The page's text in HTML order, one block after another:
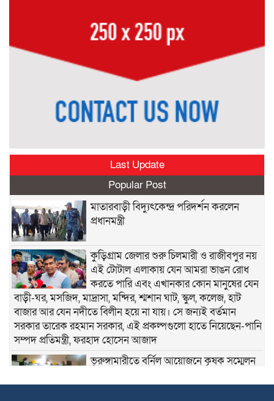
Last Update
Popular Post
মাতারবাড়ী বিদ্যুৎকেন্দ্র পরিদর্শন করলেন
প্রধানমন্ত্রী
কুড়িগ্রাম জেলার শুরু চিলমারী ও রাজীবপুর নয়
এই টোটাল এলাকায় যেন আমরা ভাঙন রোধ
করতে পারি এবং এখানকার কোন মানুষের যেন
বাড়ী-ঘর, মসজিদ, মাদ্রাসা, মন্দির, শ্মশান ঘাট, স্কুল, কলেজ, হাট
বাজার আর যেন নদীতে বিলীন হয়ে না যায়। সে জন্যই বর্তমান
সরকার তারেক রহমান সরকার, এই প্রকল্পগুলো হাতে নিয়েছেন-পানি
সম্পদ প্রতিমন্ত্রী, ফরহাদ হোসেন আজাদ
ভূরুঙ্গামারীতে বর্নিল আয়োজনে কৃষক সম্মেলন